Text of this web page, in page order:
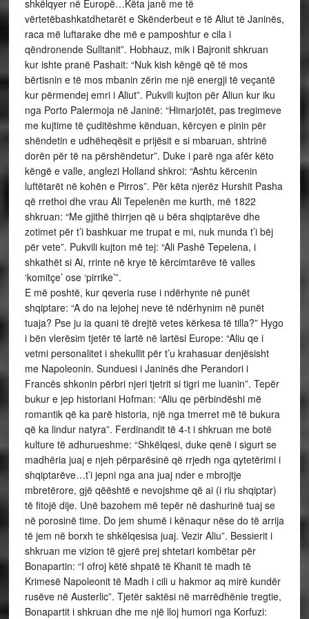
shkëlqyer në Europë…Këta janë me të
vërtetëbashkatdhetarët e Skënderbeut e të Aliut të Janinës,
raca më luftarake dhe më e pamposhtur e cila i
qëndronende Sulltanit”. Hobhauz, mik i Bajronit shkruan
kur ishte pranë Pashait: “Nuk kish këngë që të mos
bërtisnin e të mos mbanin zërin me një energji të veçantë
kur përmendej emri i Aliut”. Pukvili kujton për Aliun kur iku
nga Porto Palermoja në Janinë: “Himarjotët, pas tregimeve
me kujtime të çuditëshme kënduan, kërcyen e pinin për
shëndetin e udhëheqësit e prijësit e si mbaruan, shtrinë
dorën për të na përshëndetur”. Duke i parë nga afër këto
këngë e valle, anglezi Holland shkroi: “Ashtu kërcenin
luftëtarët në kohën e Pirros”. Për këta njerëz Hurshit Pasha
që rrethoi dhe vrau Ali Tepelenën me kurth, më 1822
shkruan: “Me gjithë thirrjen që u bëra shqiptarëve dhe
zotimet për t’i bashkuar me trupat e mi, nuk munda t’i bëj
për vete”. Pukvili kujton më tej: “Ali Pashë Tepelena, i
shkathët si Ai, rrinte në krye të kërcimtarëve të valles
‘komitçe’ ose ‘pirrike’”.
E më poshtë, kur qeveria ruse i ndërhynte në punët
shqiptare: “A do na lejohej neve të ndërhynim në punët
tuaja? Pse ju ia quani të drejtë vetes kërkesa të tilla?” Hygo
i bën vlerësim tjetër të lartë në lartësi Europe: “Aliu qe i
vetmi personalitet i shekullit për t’u krahasuar denjësisht
me Napoleonin. Sunduesi i Janinës dhe Perandori i
Francës shkonin përbri njeri tjetrit si tigri me luanin”. Tepër
bukur e jep historiani Hofman: “Aliu qe përbindëshi më
romantik që ka parë historia, një nga tmerret më të bukura
që ka lindur natyra”. Ferdinandit të 4-t i shkruan me botë
kulture të adhurueshme: “Shkëlqesi, duke qenë i sigurt se
madhëria juaj e njeh përparësinë që rrjedh nga qytetërimi i
shqiptarëve…t’i jepni nga ana juaj nder e mbrojtje
mbretërore, gjë qëështë e nevojshme që ai (i riu shqiptar)
të fitojë dije. Unë bazohem më tepër në dashurinë tuaj se
në porosinë time. Do jem shumë i kënaqur nëse do të arrija
të jem në borxh te shkëlqesisa juaj. Vezir Aliu”. Bessierit i
shkruan me vizion të gjerë prej shtetari kombëtar për
Bonapartin: “I ofroj këtë shpatë të Khanit të madh të
Krimesë Napoleonit të Madh i cili u hakmor aq mirë kundër
rusëve në Austerlic”. Tjetër saktësi në marrëdhënie tregtie,
Bonapartit i shkruan dhe me një lloj humori nga Korfuzi: